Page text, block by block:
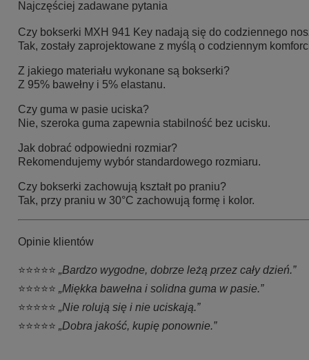
Najczęściej zadawane pytania
Czy bokserki MXH 941 Key nadają się do codziennego
Tak, zostały zaprojektowane z myślą o codziennym
Z jakiego materiału wykonane są bokserki?
Z 95% bawełny i 5% elastanu.
Czy guma w pasie uciska?
Nie, szeroka guma zapewnia stabilność bez ucisku.
Jak dobrać odpowiedni rozmiar?
Rekomendujemy wybór standardowego rozmiaru.
Czy bokserki zachowują kształt po praniu?
Tak, przy praniu w 30°C zachowują formę i kolor.
Opinie klientów
⭐⭐⭐⭐⭐ „Bardzo wygodne, dobrze leżą przez cały dzień.”
⭐⭐⭐⭐⭐ „Miękka bawełna i solidna guma w pasie.”
⭐⭐⭐⭐⭐ „Nie rolują się i nie uciskają.”
⭐⭐⭐⭐⭐ „Dobra jakość, kupię ponownie.”